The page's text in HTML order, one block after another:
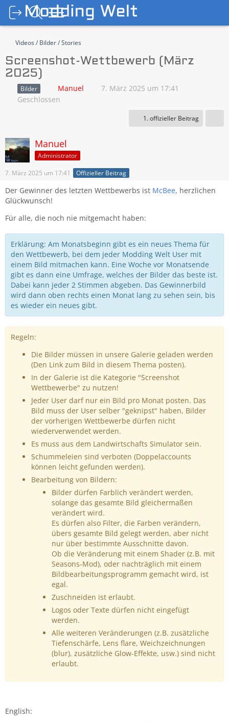
Videos / Bilder / Stories
Screenshot-Wettbewerb (März
2025)
Bilder Manuel
7. März 2025 um 17:41
Geschlossen
1. offizieller Beitrag
Manuel
Administrator
7. März 2025 um 17:41 Offizieller Beitrag
Der Gewinner des letzten Wettbewerbs ist McBee, herzlichen
Glückwunsch!
Für alle, die noch nie mitgemacht haben:
Erklärung: Am Monatsbeginn gibt es ein neues Thema für
den Wettbewerb, bei dem jeder Modding Welt User mit
einem Bild mitmachen kann. Eine Woche vor Monatsende
gibt es dann eine Umfrage, welches der Bilder das beste ist.
Dabei kann jeder 2 Stimmen abgeben. Das Gewinnerbild
wird dann oben rechts einen Monat lang zu sehen sein, bis
es wieder ein neues gibt.
Regeln:
Die Bilder müssen in unsere Galerie geladen werden
(Den Link zum Bild in diesem Thema posten).
In der Galerie ist die Kategorie "Screenshot
Wettbewerbe" zu nutzen!
Jeder User darf nur ein Bild pro Monat posten. Das
Bild muss der User selber "geknipst" haben, Bilder
der vorherigen Wettbewerbe dürfen nicht
wiederverwendet werden.
Es muss aus dem Landwirtschafts Simulator sein.
Schummeleien sind verboten (Doppelaccounts
können leicht gefunden werden).
Bearbeitung von Bildern:
Bilder dürfen Farblich verändert werden,
solange das gesamte Bild gleichermaßen
verändert wird.
Es dürfen also Filter, die Farben verändern,
übers gesamte Bild gelegt werden, aber nicht
nur über bestimmte Ausschnitte davon.
Ob die Veränderung mit einem Shader (z.B. mit
Seasons-Mod), oder nachträglich mit einem
Bildbearbeitungsprogramm gemacht wird, ist
egal.
Zuschneiden ist erlaubt.
Logos oder Texte dürfen nicht eingefügt
werden.
Alle weiteren Veränderungen (z.B. zusätzliche
Tiefenschärfe, Lens flare, Weichzeichnungen
(blur), zusätzliche Glow-Effekte, usw.) sind nicht
erlaubt.
English: